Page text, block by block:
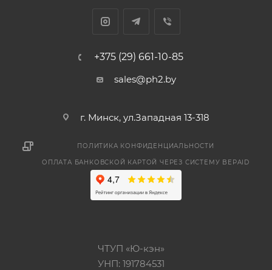
+375 (29) 661-10-85
sales@ph2.by
г. Минск, ул.Западная 13-318
ПОЛИТИКА КОНФИДЕНЦИАЛЬНОСТИ
ОПЛАТА БАНКОВСКОЙ КАРТОЙ ЧЕРЕЗ СИСТЕМУ BEPAID
ЧТУП «Ю-кэн»
УНП: 191784531